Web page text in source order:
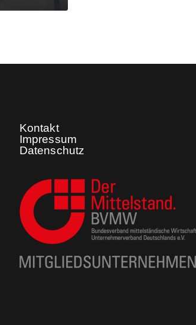
Kontakt
Impressum
Datenschutz